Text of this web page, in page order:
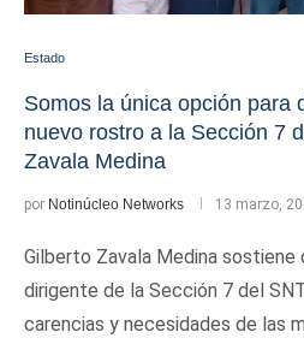
Estado
Somos la única opción para
nuevo rostro a la Sección 7
Zavala Medina
por Notinúcleo Networks 13 marzo,
Gilberto Zavala Medina sostiene
dirigente de la Sección 7 del
carencias y necesidades de las